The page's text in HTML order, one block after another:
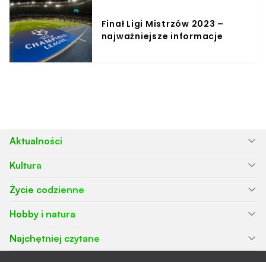
Finał Ligi Mistrzów 2023 –
najważniejsze informacje
Aktualności
Kultura
Życie codzienne
Hobby i natura
Najchętniej czytane